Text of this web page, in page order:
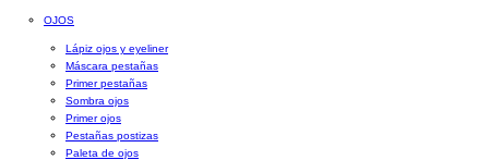
OJOS
Lápiz ojos y eyeliner
Máscara pestañas
Primer pestañas
Sombra ojos
Primer ojos
Pestañas postizas
Paleta de ojos